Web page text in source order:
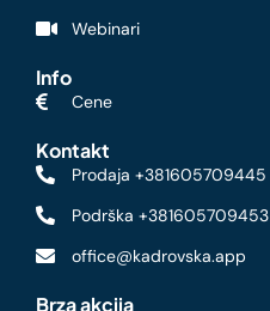
Webinari
Info
Cene
Kontakt
Prodaja +381605709445
Podrška +381605709453
office@kadrovska.app
Brza akcija